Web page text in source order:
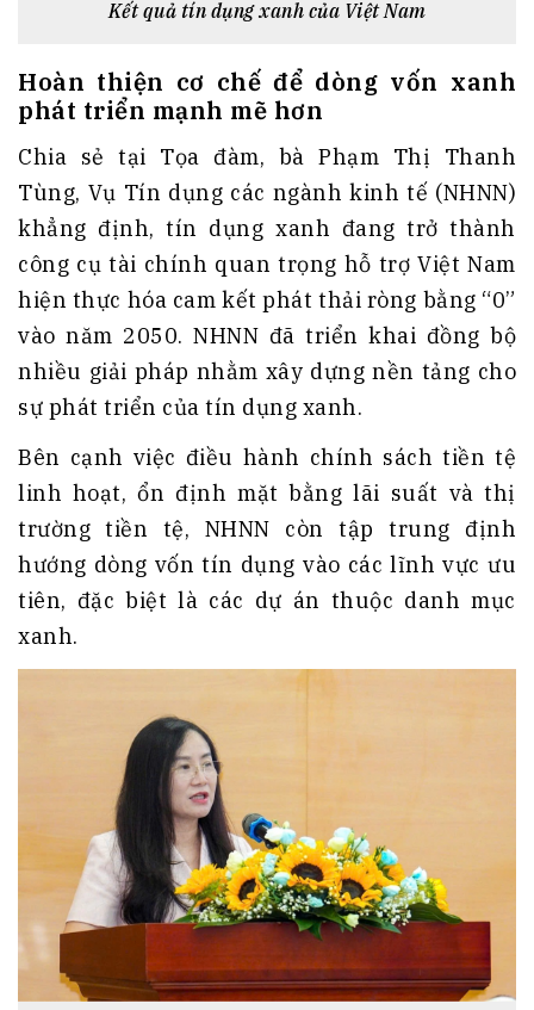
Kết quả tín dụng xanh của Việt Nam
Hoàn thiện cơ chế để dòng vốn xanh
phát triển mạnh mẽ hơn
Chia sẻ tại Tọa đàm, bà Phạm Thị Thanh
Tùng, Vụ Tín dụng các ngành kinh tế (NHNN)
khẳng định, tín dụng xanh đang trở thành
công cụ tài chính quan trọng hỗ trợ Việt Nam
hiện thực hóa cam kết phát thải ròng bằng “0”
vào năm 2050. NHNN đã triển khai đồng bộ
nhiều giải pháp nhằm xây dựng nền tảng cho
sự phát triển của tín dụng xanh.
Bên cạnh việc điều hành chính sách tiền tệ
linh hoạt, ổn định mặt bằng lãi suất và thị
trường tiền tệ, NHNN còn tập trung định
hướng dòng vốn tín dụng vào các lĩnh vực ưu
tiên, đặc biệt là các dự án thuộc danh mục
xanh.